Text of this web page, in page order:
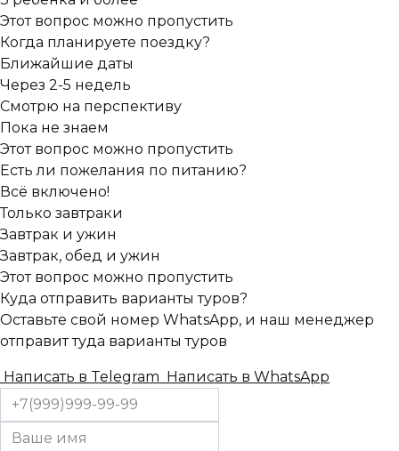
Этот вопрос можно пропустить
Когда планируете поездку?
Ближайшие даты
Через 2-5 недель
Смотрю на перспективу
Пока не знаем
Этот вопрос можно пропустить
Есть ли пожелания по питанию?
Всё включено!
Только завтраки
Завтрак и ужин
Завтрак, обед и ужин
Этот вопрос можно пропустить
Куда отправить варианты туров?
Оставьте свой номер WhatsApp, и наш менеджер
отправит туда варианты туров
Написать в Telegram Написать в WhatsApp